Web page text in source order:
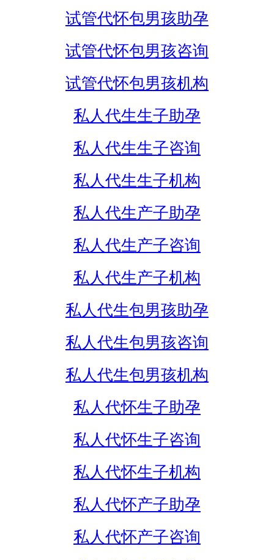
试管代怀包男孩助孕
试管代怀包男孩咨询
试管代怀包男孩机构
私人代生生子助孕
私人代生生子咨询
私人代生生子机构
私人代生产子助孕
私人代生产子咨询
私人代生产子机构
私人代生包男孩助孕
私人代生包男孩咨询
私人代生包男孩机构
私人代怀生子助孕
私人代怀生子咨询
私人代怀生子机构
私人代怀产子助孕
私人代怀产子咨询